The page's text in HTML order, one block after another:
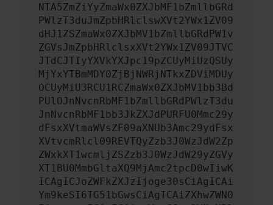
NTA5ZmZiYyZmaWx0ZXJbMF1bZmllbGRd
PWlzT3duJmZpbHRlclswXVt2YWx1ZV09
dHJ1ZSZmaWx0ZXJbMV1bZmllbGRdPW1v
ZGVsJmZpbHRlclsxXVt2YWx1ZV09JTVC
JTdCJTIyYXVkYXJpc19pZCUyMiUzQSUy
MjYxYTBmMDY0ZjBjNWRjNTkxZDViMDUy
OCUyMiU3RCU1RCZmaWx0ZXJbMV1bb3Bd
PUlOJnNvcnRbMF1bZmllbGRdPWlzT3du
JnNvcnRbMF1bb3JkZXJdPURFU0Mmc29y
dFsxXVtmaWVsZF09aXNUb3Amc29ydFsx
XVtvcmRlcl09REVTQyZzb3J0WzJdW2Zp
ZWxkXT1wcmljZSZzb3J0WzJdW29yZGVy
XT1BU0MmbGltaXQ9MjAmc2tpcD0wIiwK
ICAgICJoZWFkZXJzIjoge30sCiAgICAi
Ym9keSI6IG51bGwsCiAgICAiZXhwZWN0